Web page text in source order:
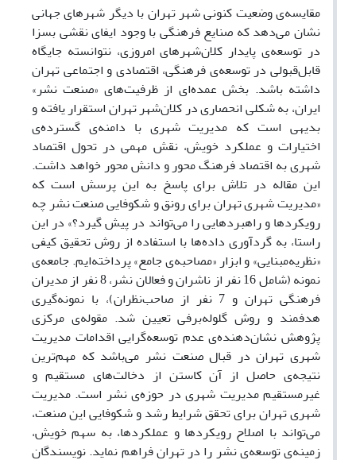
مقایسه‌ی وضعیت کنونی شهر تهران با دیگر شهرهای جهانی
نشان می‌دهد که صنایع فرهنگی با وجود ایفای نقشی بسزا
در توسعه‌‌ی پایدار کلان‌شهرهای امروزی، نتوانسته جایگاه
قابل‌قبولی در توسعه‌ی فرهنگی، اقتصادی و اجتماعی تهران
داشته باشد. بخش عمده‌ای از ظرفیت‌های «صنعت نشر»
ایران، به شکلی انحصاری در کلان‌شهر تهران استقرار یافته و
بدیهی است که مدیریت شهری با دامنه‌ی گسترده‌ی
اختیارات و عملکرد خویش، نقش مهمی در تحول اقتصاد
شهری به اقتصاد فرهنگ ‌محور و دانش‌ محور خواهد داشت.
این مقاله در تلاش برای پاسخ به این پرسش است که
«مدیریت شهری تهران برای رونق و شکوفایی صنعت نشر چه
رویکردها و راهبردهایی را می‌تواند در پیش گیرد؟» در این
راستا، به گردآوری داده‌ها با استفاده از روش تحقیق کیفی
«نظریه‌‌مبنایی» و ابزار «مصاحبه‌ی جامع» پرداخته‌ایم. جامعه‌ی
نمونه (شامل 16 نفر از ناشران و فعالان نشر، 8 نفر از مدیران
فرهنگی تهران و 7 نفر از صاحب‌نظران)، با نمونه‌گیری
هدفمند و روش گلوله‌برفی تعیین شد. مقوله‌ی مرکزی
پژوهش نشان‌دهنده‌ی عدم توسعه‌گرایی اقدامات مدیریت
شهری تهران در قبال صنعت نشر می‌باشد که مهم‌ترین
نتیجه‌ی حاصل از آن کاستن از دخالت‌های مستقیم و
غیرمستقیم مدیریت شهری در حوزه‌ی نشر است. مدیریت
شهری تهران برای تحقق شرایط رشد و شکوفایی این صنعت،
می‌تواند با اصلاح رویکردها و عملکردها، به سهم خویش،
زمینه‌ی توسعه‌ی نشر را در تهران فراهم نماید. نویسندگان